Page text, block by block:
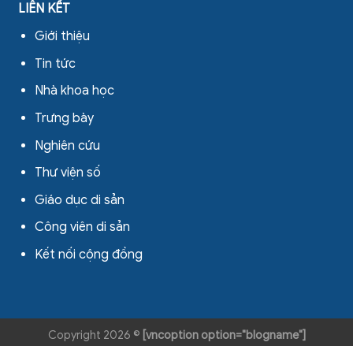
LIÊN KẾT
Giới thiệu
Tin tức
Nhà khoa học
Trưng bày
Nghiên cứu
Thư viện số
Giáo dục di sản
Công viên di sản
Kết nối cộng đồng
Copyright 2026 © [vncoption option="blogname"]